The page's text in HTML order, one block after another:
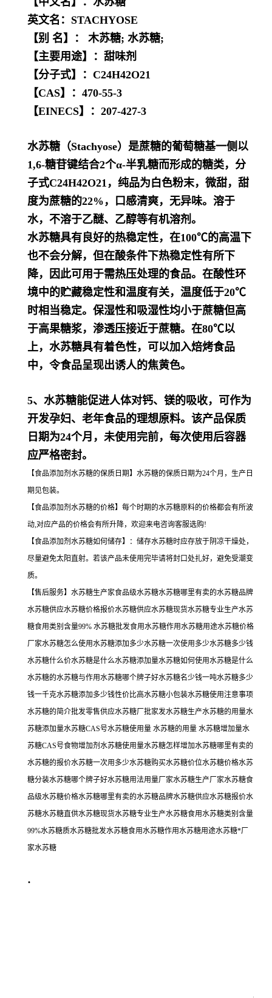
英文名：STACHYOSE
【别 名】： 木苏糖; 水苏糖;
【主要用途】：甜味剂
【分子式】：C24H42O21
【CAS】：470-55-3
【EINECS】：207-427-3
水苏糖（Stachyose）是蔗糖的葡萄糖基一侧以
1,6-糖苷键结合2个α-半乳糖而形成的糖类，分
子式C24H42O21 ，纯品为白色粉末，微甜，甜
度为蔗糖的22%，口感清爽，无异味。溶于
水，不溶于乙醚、乙醇等有机溶剂。
水苏糖具有良好的热稳定性，在100℃的高温下
也不会分解，但在酸条件下热稳定性有所下
降，因此可用于需热压处理的食品。在酸性环
境中的贮藏稳定性和温度有关，温度低于20℃
时相当稳定。保湿性和吸湿性均小于蔗糖但高
于高果糖浆，渗透压接近于蔗糖。在80℃以
上，水苏糖具有着色性，可以加入焙烤食品
中，令食品呈现出诱人的焦黄色。
5、水苏糖能促进人体对钙、镁的吸收，可作为
开发孕妇、老年食品的理想原料。 该产品保质
日期为24个月，未使用完前，每次使用后容器
应严格密封。
【食品添加剂水苏糖的保质日期】水苏糖的保质日期为24个月，生产日
期见包装。
【食品添加剂水苏糖的价格】每个时期的水苏糖原料的价格都会有所波
动,对应产品的价格会有所升降，欢迎来电咨询客服选购!
【食品添加剂水苏糖如何储存】：储存水苏糖时应存放于阴凉干燥处，
尽量避免太阳直射。若该产品未使用完毕请将封口处扎好，避免受潮变
质。
【售后服务】水苏糖生产家食品级水苏糖水苏糖哪里有卖的水苏糖品牌
水苏糖供应水苏糖价格报价水苏糖供应水苏糖现货水苏糖专业生产水苏
糖食用类别含量99% 水苏糖批发食用水苏糖作用水苏糖用途水苏糖价格
厂家水苏糖怎么使用水苏糖添加多少水苏糖一次使用多少水苏糖多少钱
水苏糖什么价水苏糖是什么水苏糖添加量水苏糖如何使用水苏糖是什么
水苏糖的水苏糖与作用水苏糖哪个牌子好水苏糖名少钱一吨水苏糖多少
钱一千克水苏糖添加多少钱性价比高水苏糖小包装水苏糖使用注意事项
水苏糖的简介批发零售供应水苏糖厂批家发水苏糖生产水苏糖的用量水
苏糖添加量水苏糖CAS号水苏糖使用量 水苏糖的用量 水苏糖增加量水
苏糖CAS号食物增加剂水苏糖使用量水苏糖怎样增加水苏糖哪里有卖的
水苏糖的报价水苏糖一次用多少水苏糖购买水苏糖价位水苏糖价格水苏
糖分装水苏糖哪个牌子好水苏糖用法用量厂家水苏糖生产厂家水苏糖食
品级水苏糖价格水苏糖哪里有卖的水苏糖品牌水苏糖供应水苏糖报价水
苏糖水苏糖直供水苏糖现货水苏糖专业生产水苏糖食用水苏糖类别含量
99%水苏糖质水苏糖批发水苏糖食用水苏糖作用水苏糖用途水苏糖*厂
家水苏糖
·